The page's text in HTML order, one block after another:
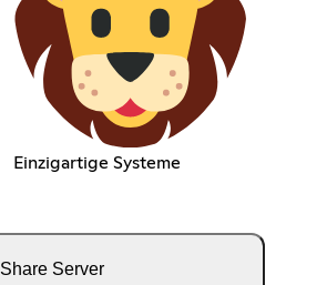
Einzigartige Systeme
Share Server